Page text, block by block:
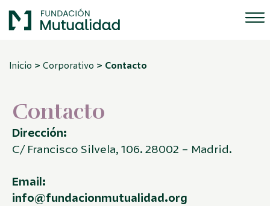
Inicio > Corporativo > Contacto
Contacto
Dirección:
C/ Francisco Silvela, 106. 28002 – Madrid.
Email:
info@fundacionmutualidad.org